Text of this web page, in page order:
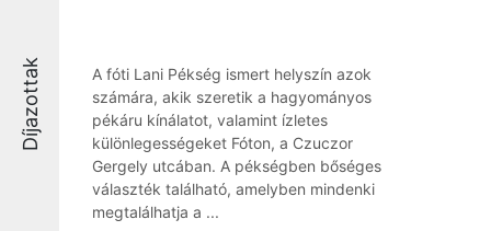
Díjazottak
A fóti Lani Pékség ismert helyszín azok
számára, akik szeretik a hagyományos
pékáru kínálatot, valamint ízletes
különlegességeket Fóton, a Czuczor
Gergely utcában. A pékségben bőséges
választék található, amelyben mindenki
megtalálhatja a ...